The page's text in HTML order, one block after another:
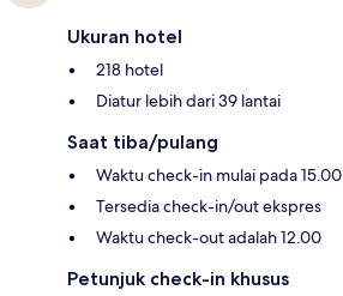
Ukuran hotel
218 hotel
Diatur lebih dari 39 lantai
Saat tiba/pulang
Waktu check-in mulai pada 15.00
Tersedia check-in/out ekspres
Waktu check-out adalah 12.00
Petunjuk check-in khusus